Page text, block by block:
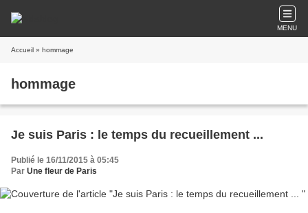
MENU
Accueil » hommage
hommage
Je suis Paris : le temps du recueillement ...
Publié le 16/11/2015 à 05:45
Par Une fleur de Paris